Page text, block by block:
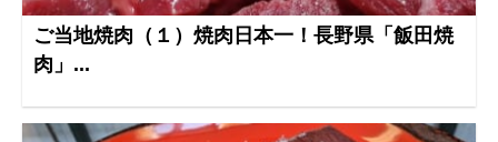
ご当地焼肉（１）焼肉日本一！長野県「飯田焼
肉」...